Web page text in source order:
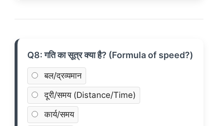
Q8: गति का सूत्र क्या है? (Formula of speed?)
बल/द्रव्यमान
दूरी/समय (Distance/Time)
कार्य/समय